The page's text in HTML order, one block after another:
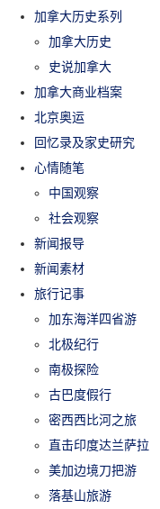
加拿大历史系列
加拿大历史
史说加拿大
加拿大商业档案
北京奥运
回忆录及家史研究
心情随笔
中国观察
社会观察
新闻报导
新闻素材
旅行记事
加东海洋四省游
北极纪行
南极探险
古巴度假行
密西西比河之旅
直击印度达兰萨拉
美加边境刀把游
落基山旅游